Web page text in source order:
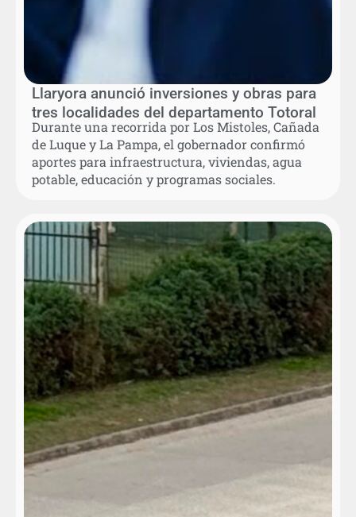
Llaryora anunció inversiones y obras para
tres localidades del departamento Totoral
Durante una recorrida por Los Mistoles, Cañada
de Luque y La Pampa, el gobernador confirmó
aportes para infraestructura, viviendas, agua
potable, educación y programas sociales.